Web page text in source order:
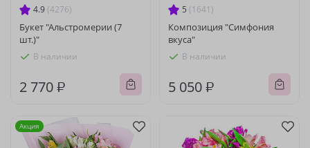
4.9 (4276)
Букет "Альстромерии (7
шт.)"
В наличии
2 770 ₽
5 (1641)
Композиция "Симфония
вкуса"
В наличии
5 050 ₽
Акция